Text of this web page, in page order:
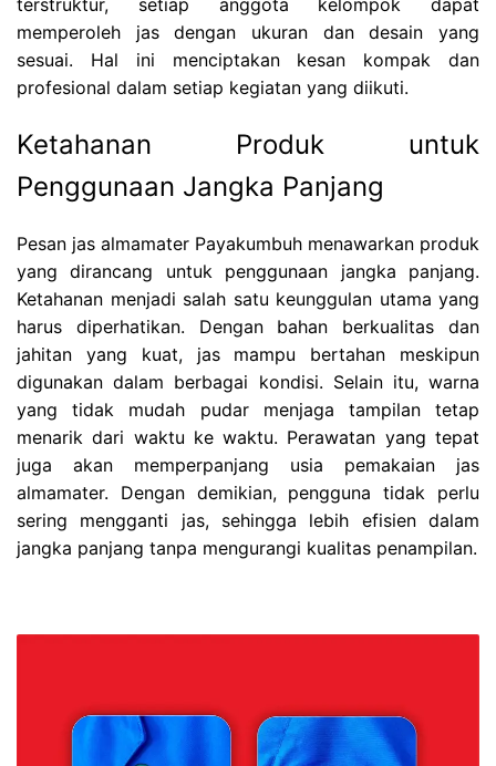
terstruktur, setiap anggota kelompok dapat
memperoleh jas dengan ukuran dan desain yang
sesuai. Hal ini menciptakan kesan kompak dan
profesional dalam setiap kegiatan yang diikuti.
Ketahanan Produk untuk
Penggunaan Jangka Panjang
Pesan jas almamater Payakumbuh menawarkan produk
yang dirancang untuk penggunaan jangka panjang.
Ketahanan menjadi salah satu keunggulan utama yang
harus diperhatikan. Dengan bahan berkualitas dan
jahitan yang kuat, jas mampu bertahan meskipun
digunakan dalam berbagai kondisi. Selain itu, warna
yang tidak mudah pudar menjaga tampilan tetap
menarik dari waktu ke waktu. Perawatan yang tepat
juga akan memperpanjang usia pemakaian jas
almamater. Dengan demikian, pengguna tidak perlu
sering mengganti jas, sehingga lebih efisien dalam
jangka panjang tanpa mengurangi kualitas penampilan.